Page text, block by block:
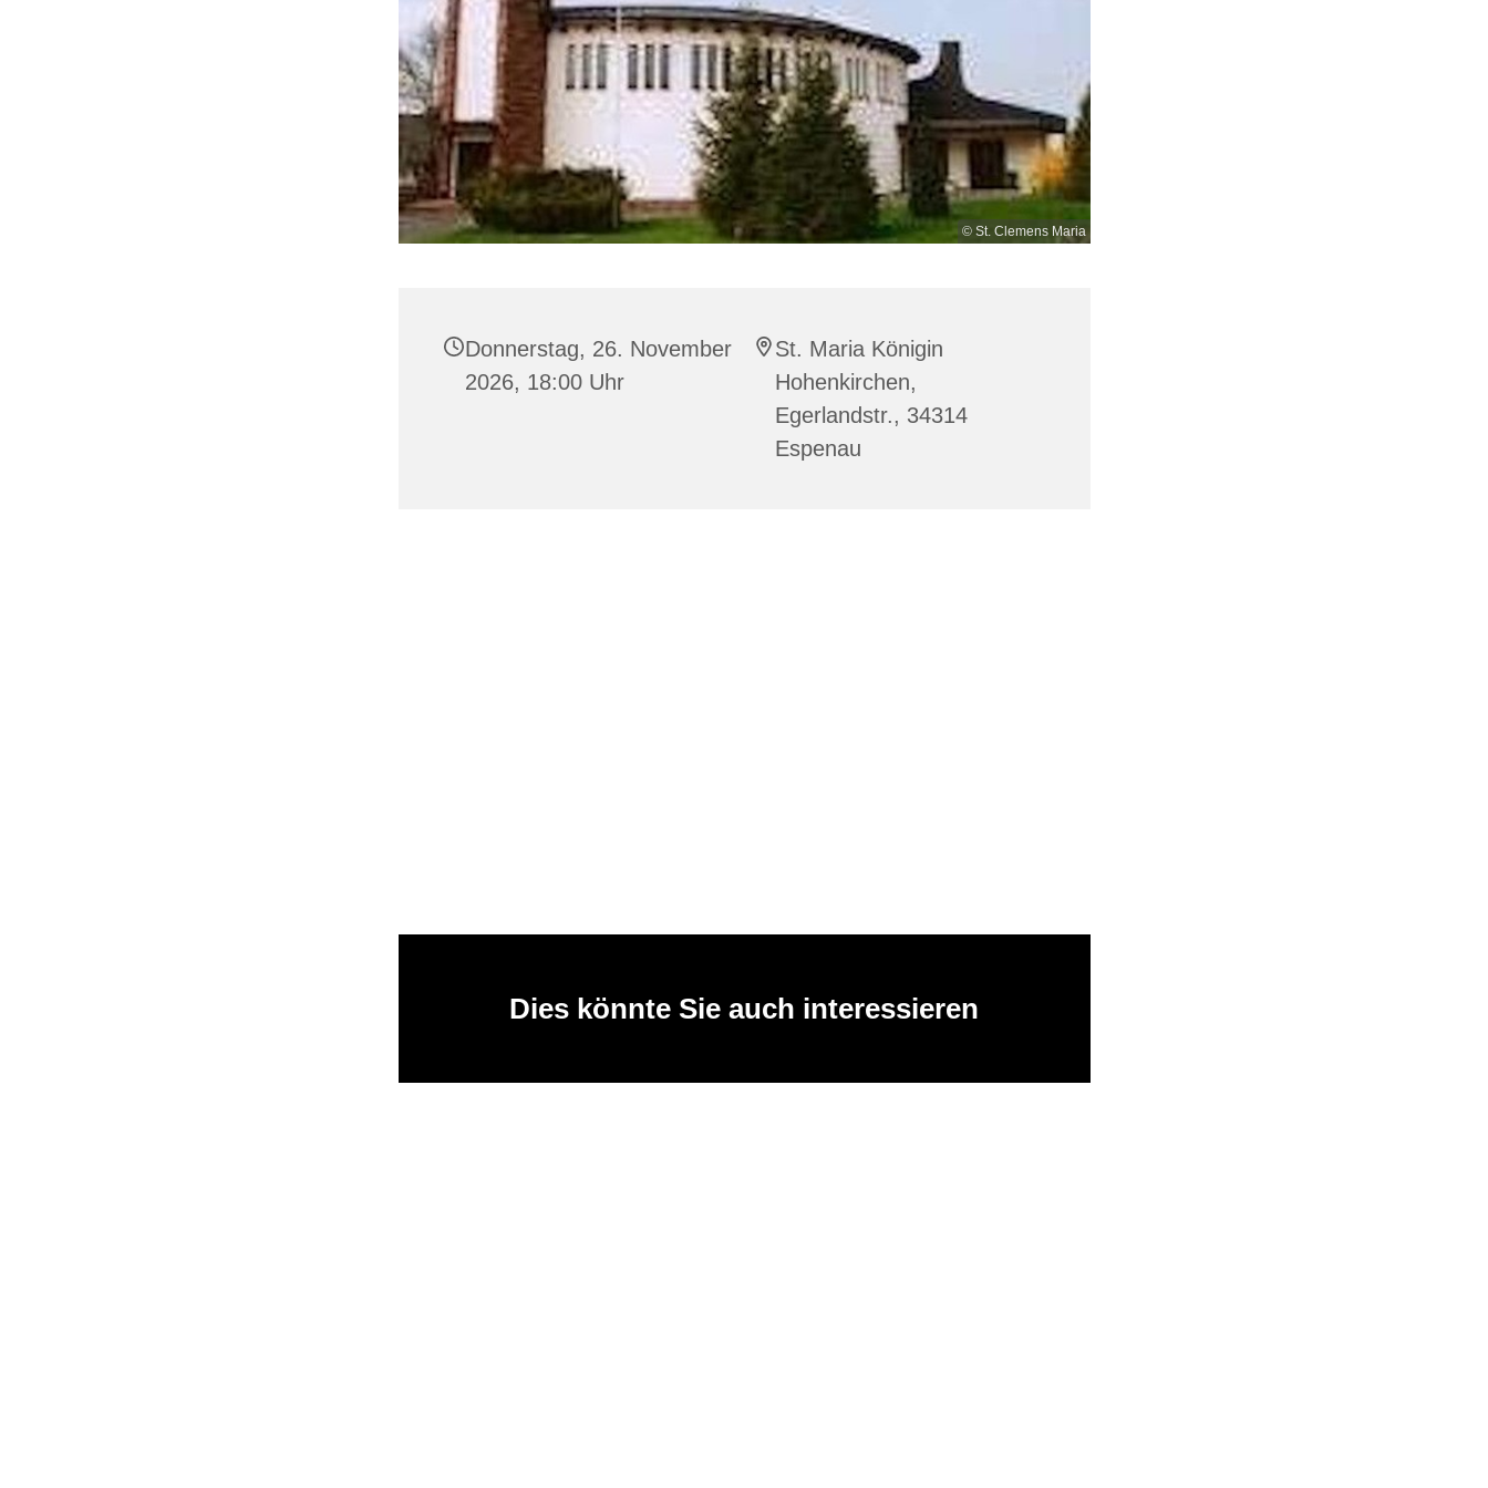
© St. Clemens Maria
Donnerstag, 26. November
2026, 18:00 Uhr
St. Maria Königin
Hohenkirchen,
Egerlandstr., 34314
Espenau
Dies könnte Sie auch interessieren